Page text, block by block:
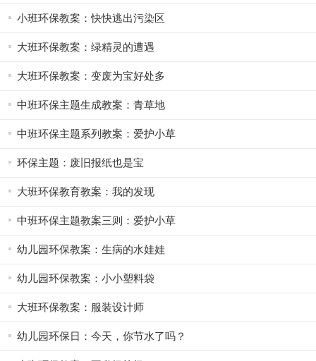
小班环保教案：快快逃出污染区
大班环保教案：绿精灵的遭遇
大班环保教案：变废为宝好处多
中班环保主题生成教案：青草地
中班环保主题系列教案：爱护小草
环保主题：废旧报纸也是宝
大班环保教育教案：我的发现
中班环保主题教案三则：爱护小草
幼儿园环保教案：生病的水娃娃
幼儿园环保教案：小小塑料袋
大班环保教案：服装设计师
幼儿园环保日：今天，你节水了吗？